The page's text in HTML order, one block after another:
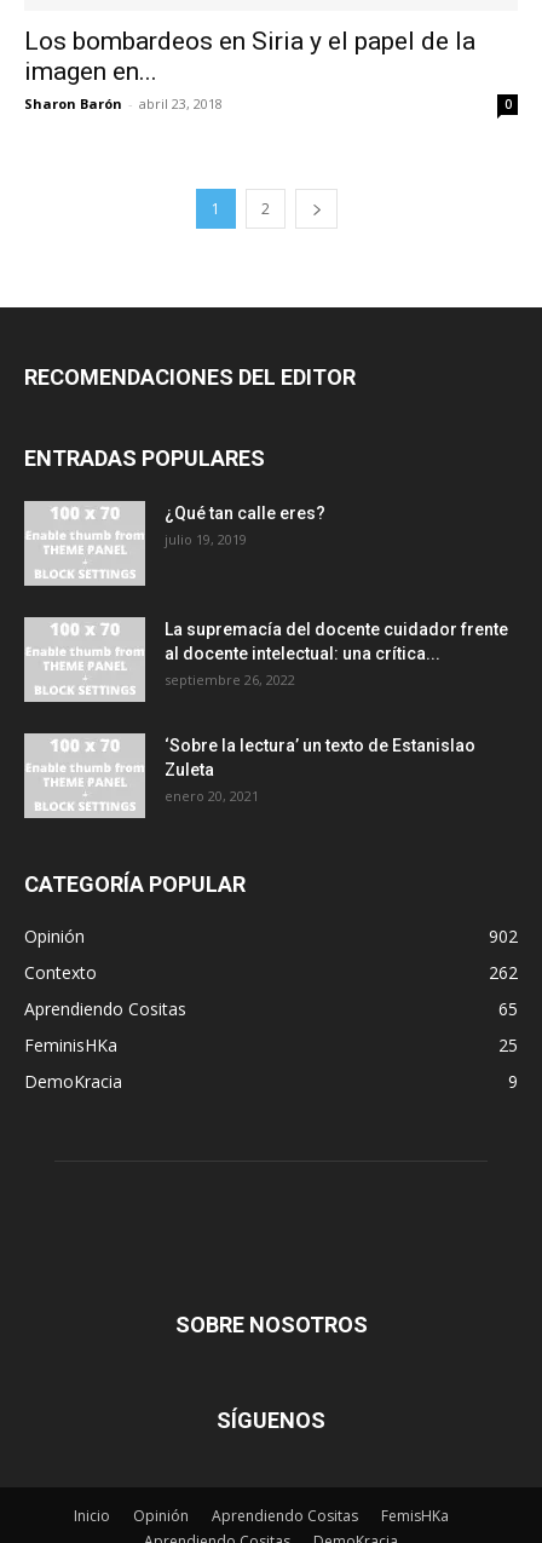
Los bombardeos en Siria y el papel de la
imagen en...
Sharon Barón - abril 23, 2018 0
1 2
RECOMENDACIONES DEL EDITOR
ENTRADAS POPULARES
¿Qué tan calle eres?
julio 19, 2019
La supremacía del docente cuidador frente
al docente intelectual: una crítica...
septiembre 26, 2022
‘Sobre la lectura’ un texto de Estanislao
Zuleta
enero 20, 2021
CATEGORÍA POPULAR
Opinión
902
Contexto
262
Aprendiendo Cositas
65
FeminisHKa
25
DemoKracia
9
SOBRE NOSOTROS
SÍGUENOS
Inicio Opinión Aprendiendo Cositas
FemisHKa